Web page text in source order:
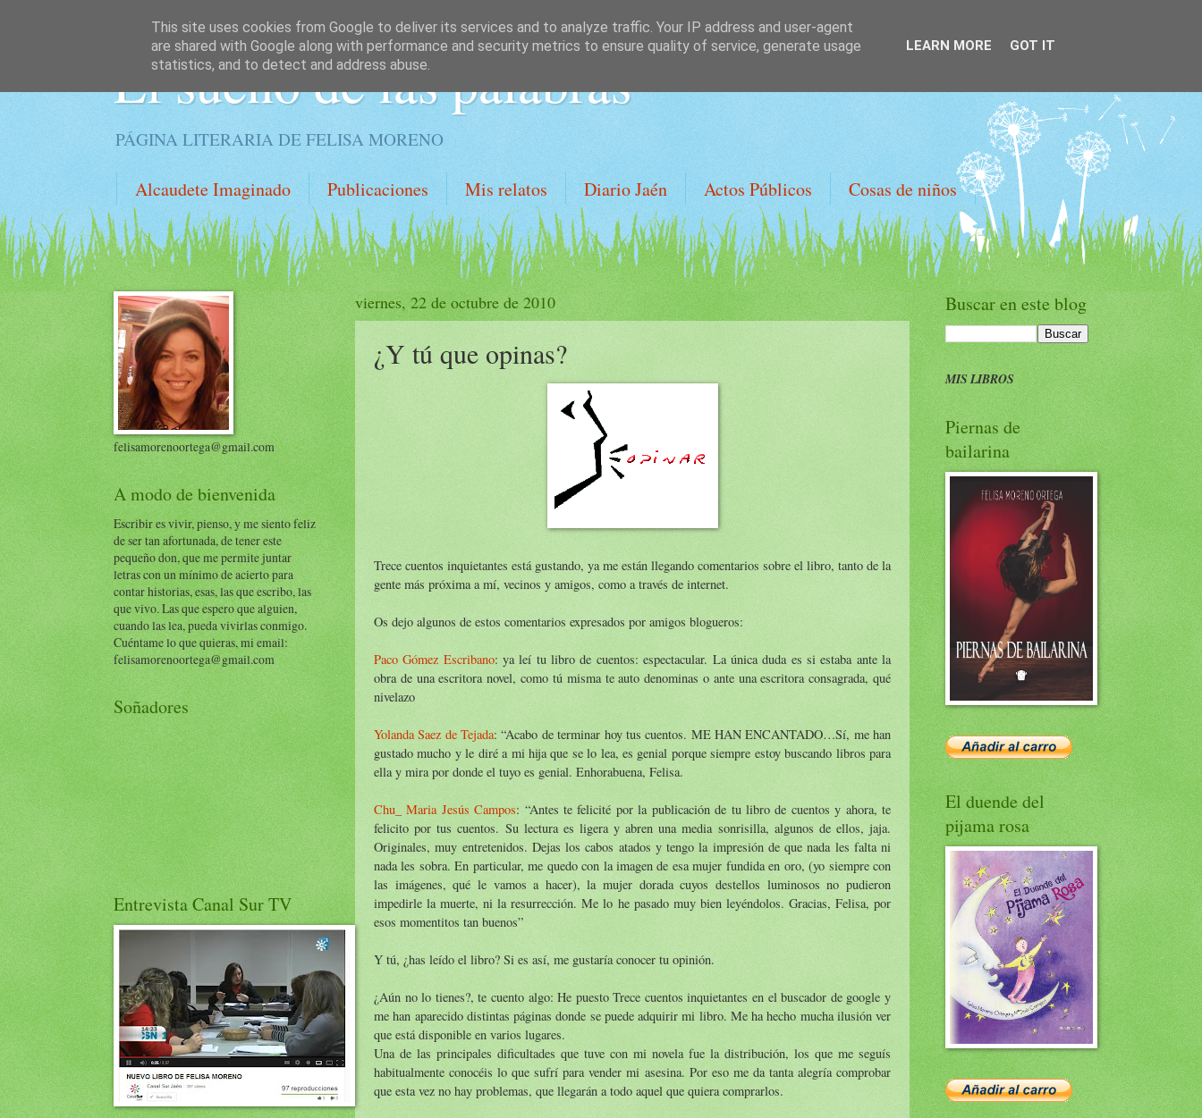
El sueño de las palabras
PÁGINA LITERARIA DE FELISA MORENO
Alcaudete Imaginado Publicaciones Mis relatos Diario Jaén Actos Públicos Cosas de niños
viernes, 22 de octubre de 2010
¿Y tú que opinas?
Trece cuentos inquietantes está gustando, ya me están llegando comentarios sobre el libro, tanto de la
gente más próxima a mí, vecinos y amigos, como a través de internet.
Os dejo algunos de estos comentarios expresados por amigos blogueros:
Paco Gómez Escribano: ya leí tu libro de cuentos: espectacular. La única duda es si estaba ante la
obra de una escritora novel, como tú misma te auto denominas o ante una escritora consagrada, qué
nivelazo
Yolanda Saez de Tejada: “Acabo de terminar hoy tus cuentos. ME HAN ENCANTADO…Sí, me han
gustado mucho y le diré a mi hija que se lo lea, es genial porque siempre estoy buscando libros para
ella y mira por donde el tuyo es genial. Enhorabuena, Felisa.
Chu_ Maria Jesús Campos: “Antes te felicité por la publicación de tu libro de cuentos y ahora, te
felicito por tus cuentos. Su lectura es ligera y abren una media sonrisilla, algunos de ellos, jaja.
Originales, muy entretenidos. Dejas los cabos atados y tengo la impresión de que nada les falta ni
nada les sobra. En particular, me quedo con la imagen de esa mujer fundida en oro, (yo siempre con
las imágenes, qué le vamos a hacer), la mujer dorada cuyos destellos luminosos no pudieron
impedirle la muerte, ni la resurrección. Me lo he pasado muy bien leyéndolos. Gracias, Felisa, por
esos momentitos tan buenos”
Y tú, ¿has leído el libro? Si es así, me gustaría conocer tu opinión.
¿Aún no lo tienes?, te cuento algo: He puesto Trece cuentos inquietantes en el buscador de google y
me han aparecido distintas páginas donde se puede adquirir mi libro. Me ha hecho mucha ilusión ver
que está disponible en varios lugares.
Una de las principales dificultades que tuve con mi novela fue la distribución, los que me seguís
habitualmente conocéis lo que sufrí para vender mi asesina. Por eso me da tanta alegría comprobar
que esta vez no hay problemas, que llegarán a todo aquel que quiera comprarlos.
felisamorenoortega@gmail.com
A modo de bienvenida
Escribir es vivir, pienso, y me siento feliz
de ser tan afortunada, de tener este
pequeño don, que me permite juntar
letras con un mínimo de acierto para
contar historias, esas, las que escribo, las
que vivo. Las que espero que alguien,
cuando las lea, pueda vivirlas conmigo.
Cuéntame lo que quieras, mi email:
felisamorenoortega@gmail.com
Soñadores
Entrevista Canal Sur TV
Buscar en este blog
MIS LIBROS
Piernas de
bailarina
El duende del
pijama rosa
This site uses cookies from Google to deliver its services and to analyze traffic. Your IP address and user-agent
are shared with Google along with performance and security metrics to ensure quality of service, generate usage
statistics, and to detect and address abuse.
LEARN MORE GOT IT